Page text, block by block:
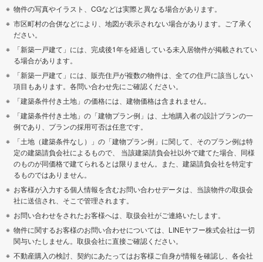
物件の写真やイラスト、CGなどは実際と異なる場合があります。
市区町村の合併などにより、地図が表示されない場合があります。ご了承く
ださい。
「新築一戸建て」には、完成後1年を経過している未入居物件が掲載されてい
る場合があります。
「新築一戸建て」には、販売住戸が複数の物件は、全ての住戸に該当しない
項目もあります。各問い合わせ先にご確認ください。
「建築条件付き土地」の価格には、建物価格は含まれません。
「建築条件付き土地」の「建物プラン例」は、土地購入者の設計プランの一
例であり、プランの採用可否は任意です。
「土地（建築条件なし）」の「建物プラン例」に関して、そのプラン例は特
定の建築請負会社によるもので、 当該建築請負会社以外で建てた場合、同様
のものが同価格で建てられるとは限りません。また、建築請負会社を特定す
るものではありません。
お客様が入力する個人情報を含むお問い合わせデータは、当該物件の取扱会
社に送信され、そこで管理されます。
お問い合わせをされたお客様へは、取扱会社がご連絡いたします。
物件に関するお客様のお問い合わせについては、LINEヤフー株式会社は一切
関与いたしません。取扱会社に直接ご確認ください。
不動産購入の検討、契約にあたってはお客様ご自身が情報を確認し、各会社